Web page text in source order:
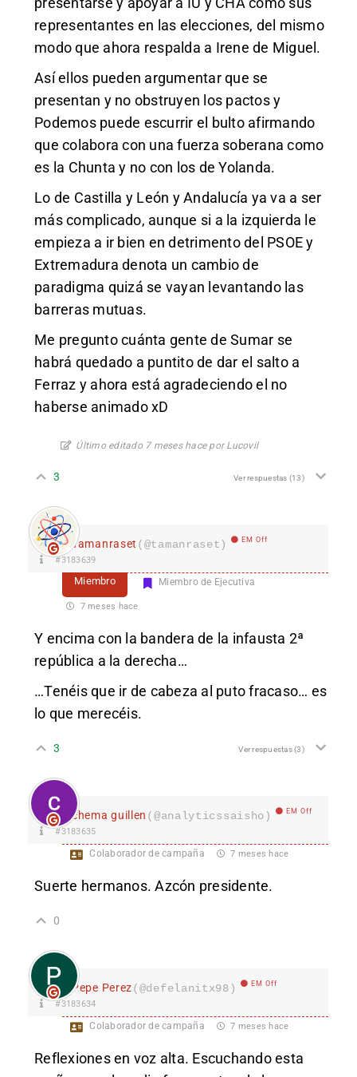
representantes en las elecciones, del mismo
modo que ahora respalda a Irene de Miguel.
Así ellos pueden argumentar que se
presentan y no obstruyen los pactos y
Podemos puede escurrir el bulto afirmando
que colabora con una fuerza soberana como
es la Chunta y no con los de Yolanda.
Lo de Castilla y León y Andalucía ya va a ser
más complicado, aunque si a la izquierda le
empieza a ir bien en detrimento del PSOE y
Extremadura denota un cambio de
paradigma quizá se vayan levantando las
barreras mutuas.
Me pregunto cuánta gente de Sumar se
habrá quedado a puntito de dar el salto a
Ferraz y ahora está agradeciendo el no
haberse animado xD
Último editado 7 meses hace por Lucovil
3 Ver respuestas (13)
Tamanraset (@tamanraset) EM Off
#3183639
Miembro Miembro de Ejecutiva
7 meses hace
Y encima con la bandera de la infausta 2ª
república a la derecha…
…Tenéis que ir de cabeza al puto fracaso… es
lo que merecéis.
3 Ver respuestas(3)
chema guillen (@analyticssaisho) EM Off
#3183635
Colaborador de campaña 7 meses hace
Suerte hermanos. Azcón presidente.
0
Pepe Perez(@defelanitx98) EM Off
#3183634
Colaborador de campaña 7 meses hace
Reflexiones en voz alta. Escuchando esta